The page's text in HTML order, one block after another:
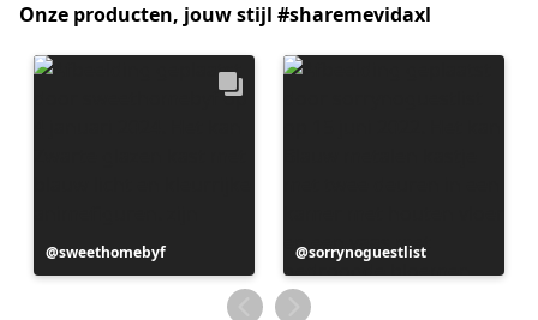
Onze producten, jouw stijl #sharemevidaxl
Bericht
gepubliceerd
sweethomebyf
Bericht
gepubliceerd
door
sorrynoguestlist